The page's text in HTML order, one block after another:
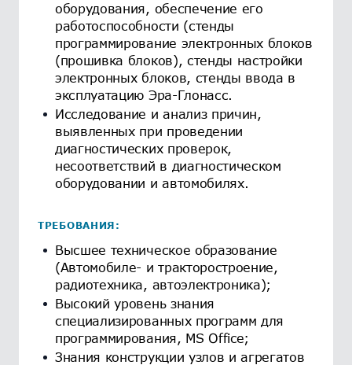
оборудования, обеспечение его
работоспособности (стенды
программирование электронных блоков
(прошивка блоков), стенды настройки
электронных блоков, стенды ввода в
эксплуатацию Эра-Глонасс.
Исследование и анализ причин,
выявленных при проведении
диагностических проверок,
несоответствий в диагностическом
оборудовании и автомобилях.
ТРЕБОВАНИЯ:
Высшее техническое образование
(Автомобиле- и тракторостроение,
радиотехника, автоэлектроника);
Высокий уровень знания
специализированных программ для
программирования, MS Office;
Знания конструкции узлов и агрегатов